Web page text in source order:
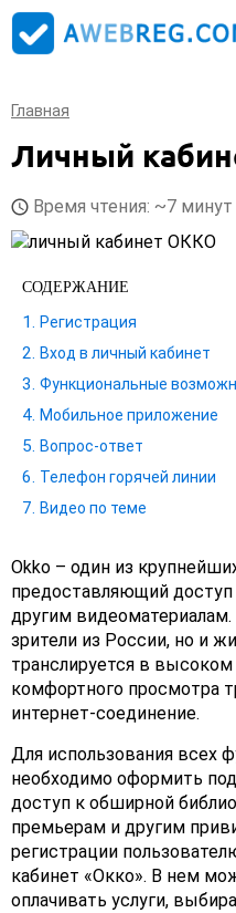
Главная
Личный
Время чтения: ~7 минут
СОДЕРЖАНИЕ
Регистрация
Вход в личный кабинет
Функциональные
Мобильное приложение
Вопрос-ответ
Телефон горячей линии
Видео по теме
Okko – один из
предоставляющий
другим
зрители из России, но и
транслируется в
комфортного просмотра
интернет-соединение.
Для использования всех
необходимо оформить
доступ к обширной
премьерам и другим
регистрации
кабинет «Окко». В нем
оплачивать услуги,